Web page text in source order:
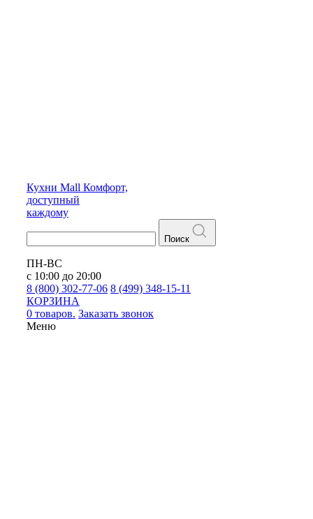
Кухни Mall Комфорт,
доступный
каждому
Поиск
ПН-ВС
с 10:00 до 20:00
8 (800) 302-77-06 8 (499) 348-15-11
КОРЗИНА
0 товаров. Заказать звонок
Меню